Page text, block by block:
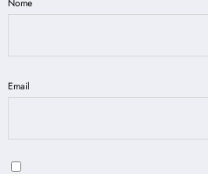
Nome
Email